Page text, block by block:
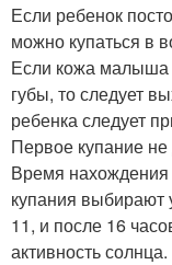
Если ребенок
можно купаться в
Если кожа малыша
губы, то следует
ребенка следует
Первое купание
Время
купания выбирают
11, и после 16
активность солнца.